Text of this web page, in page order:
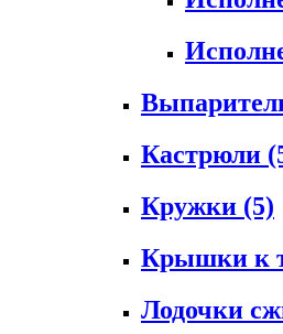
Кастрюли
Кружки (5)
Крышки к
Лодочки